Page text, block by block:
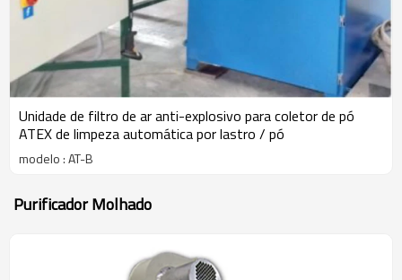
Unidade de filtro de ar anti-explosivo para coletor de pó
ATEX de limpeza automática por lastro / pó
modelo : AT-B
Purificador Molhado